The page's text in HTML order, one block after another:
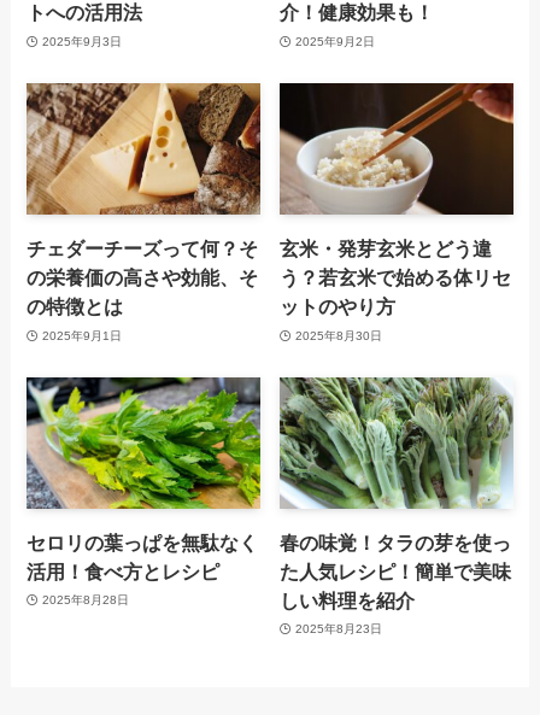
トへの活用法
2025年9月3日
介！健康効果も！
2025年9月2日
チェダーチーズって何？そ
の栄養価の高さや効能、そ
の特徴とは
2025年9月1日
玄米・発芽玄米とどう違
う？若玄米で始める体リセ
ットのやり方
2025年8月30日
セロリの葉っぱを無駄なく
活用！食べ方とレシピ
2025年8月28日
春の味覚！タラの芽を使っ
た人気レシピ！簡単で美味
しい料理を紹介
2025年8月23日